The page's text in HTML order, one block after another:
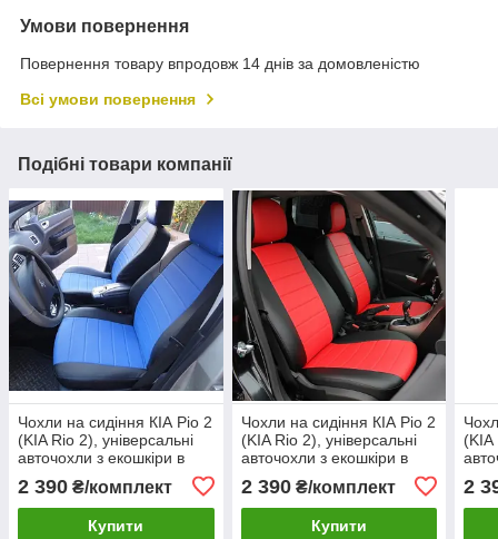
Умови повернення
Повернення товару впродовж 14 днів за домовленістю
Всі умови повернення
Подібні товари компанії
Чохли на сидіння КІА Ріо 2
(KIA Rio 2), універсальні
авточохли з екошкіри в
2 390 ₴/комплект
Купити
Чохли на сидіння КІА Ріо 2
(KIA Rio 2), універсальні
авточохли з екошкіри в
Україні Чорно-червоний
2 390₴/комплект
Купити
(KIA
2